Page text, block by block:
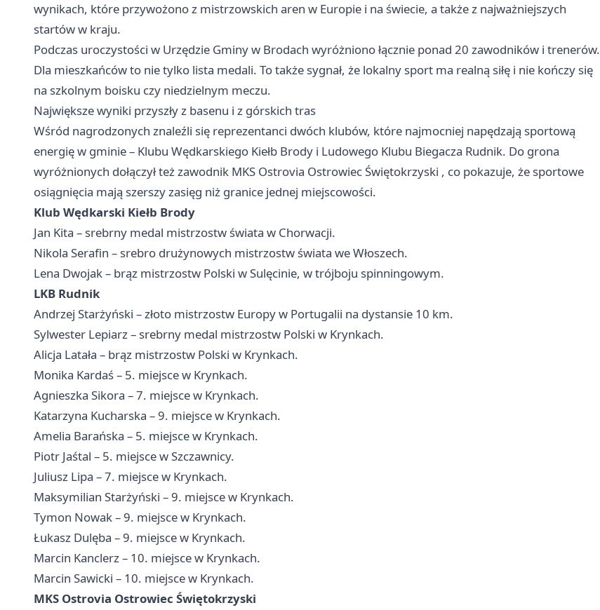
wynikach, które przywożono z mistrzowskich aren w Europie i na świecie, a także z najważniejszych
startów w kraju.
Podczas uroczystości w Urzędzie Gminy w Brodach wyróżniono łącznie ponad 20 zawodników i trenerów.
Dla mieszkańców to nie tylko lista medali. To także sygnał, że lokalny sport ma realną siłę i nie kończy się
na szkolnym boisku czy niedzielnym meczu.
Największe wyniki przyszły z basenu i z górskich tras
Wśród nagrodzonych znaleźli się reprezentanci dwóch klubów, które najmocniej napędzają sportową
energię w gminie – Klubu Wędkarskiego Kiełb Brody i Ludowego Klubu Biegacza Rudnik. Do grona
wyróżnionych dołączył też zawodnik MKS Ostrovia Ostrowiec Świętokrzyski , co pokazuje, że sportowe
osiągnięcia mają szerszy zasięg niż granice jednej miejscowości.
Klub Wędkarski Kiełb Brody
Jan Kita – srebrny medal mistrzostw świata w Chorwacji.
Nikola Serafin – srebro drużynowych mistrzostw świata we Włoszech.
Lena Dwojak – brąz mistrzostw Polski w Sulęcinie, w trójboju spinningowym.
LKB Rudnik
Andrzej Starżyński – złoto mistrzostw Europy w Portugalii na dystansie 10 km.
Sylwester Lepiarz – srebrny medal mistrzostw Polski w Krynkach.
Alicja Latała – brąz mistrzostw Polski w Krynkach.
Monika Kardaś – 5. miejsce w Krynkach.
Agnieszka Sikora – 7. miejsce w Krynkach.
Katarzyna Kucharska – 9. miejsce w Krynkach.
Amelia Barańska – 5. miejsce w Krynkach.
Piotr Jaśtal – 5. miejsce w Szczawnicy.
Juliusz Lipa – 7. miejsce w Krynkach.
Maksymilian Starżyński – 9. miejsce w Krynkach.
Tymon Nowak – 9. miejsce w Krynkach.
Łukasz Dulęba – 9. miejsce w Krynkach.
Marcin Kanclerz – 10. miejsce w Krynkach.
Marcin Sawicki – 10. miejsce w Krynkach.
MKS Ostrovia Ostrowiec Świętokrzyski